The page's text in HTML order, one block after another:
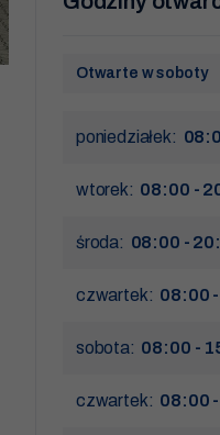
Otwarte w soboty
poniedziałek:
wtorek: 08:00 -
środa: 08:00 -
czwartek: 08:00
sobota: 08:00 -
czwartek: 08:00